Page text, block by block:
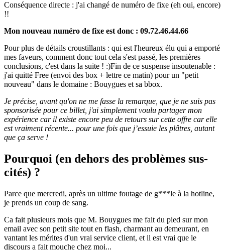
Conséquence directe : j'ai changé de numéro de fixe (eh oui, encore)
!!
Mon nouveau numéro de fixe est donc : 09.72.46.44.66
Pour plus de détails croustillants : qui est l'heureux élu qui a emporté
mes faveurs, comment donc tout cela s'est passé, les premières
conclusions, c'est dans la suite ! :)Fin de ce suspense insoutenable :
j'ai quitté Free (envoi des box + lettre ce matin) pour un "petit
nouveau" dans le domaine : Bouygues et sa bbox.
Je précise, avant qu'on ne me fasse la remarque, que je ne suis pas
sponsorisée pour ce billet, j'ai simplement voulu partager mon
expérience car il existe encore peu de retours sur cette offre car elle
est vraiment récente... pour une fois que j’essuie les plâtres, autant
que ça serve !
Pourquoi (en dehors des problèmes sus-
cités) ?
Parce que mercredi, après un ultime foutage de g***le à la hotline,
je prends un coup de sang.
Ca fait plusieurs mois que M. Bouygues me fait du pied sur mon
email avec son petit site tout en flash, charmant au demeurant, en
vantant les mérites d'un vrai service client, et il est vrai que le
discours a fait mouche chez moi...